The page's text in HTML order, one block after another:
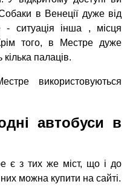
в Венеції дуже від
ситуація інша , місця
того, в Местре дуже
палаців.
використовуються
автобуси в
є з тих же міст, що і до
них можна купити на сайті.